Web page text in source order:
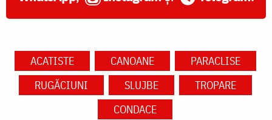
ACATISTE CANOANE
PARACLISE
RUGĂCIUNI
SLUJBE
TROPARE
CONDACE